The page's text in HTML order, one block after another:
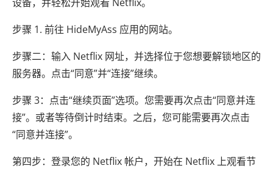
步骤 1. 前往 HideMyAss 应用的网站。
步骤二：输入 Netflix 网址，并选择位于您想要解锁地区的
服务器。点击“同意”并“连接”继续。
步骤 3：点击“继续页面”选项。您需要再次点击“同意并连
接”。或者等待倒计时结束。之后，您可能需要再次点击
“同意并连接”。
第四步：登录您的 Netflix 帐户，开始在 Netflix 上观看节